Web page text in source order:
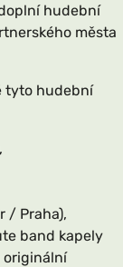
hudební
města
tyto hudební
/ Praha),
band kapely
originální